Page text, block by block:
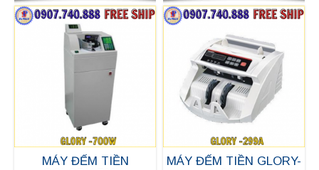
MÁY ĐẾM TIỀN
MÁY ĐẾM TIỀN GLORY-